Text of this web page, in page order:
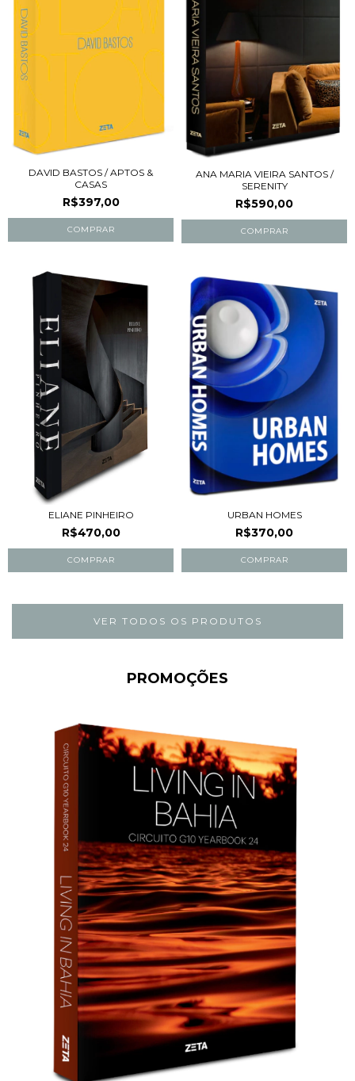
DAVID BASTOS / APTOS &
CASAS
R$397,00
ANA MARIA VIEIRA SANTOS /
SERENITY
R$590,00
ELIANE PINHEIRO
R$470,00
URBAN HOMES
R$370,00
VER TODOS OS PRODUTOS
PROMOÇÕES